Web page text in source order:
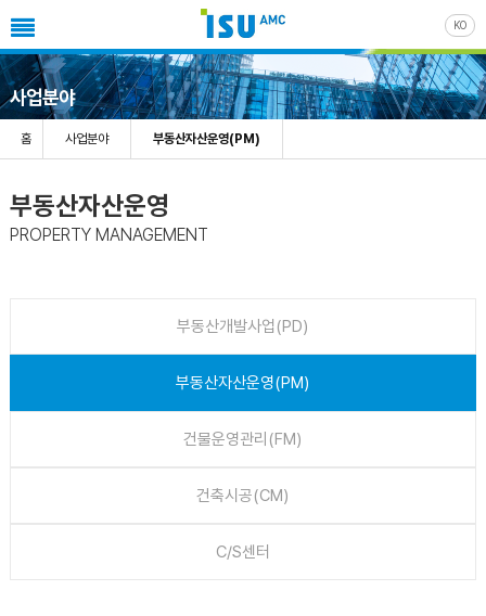
KO
사업분야
홈 사업분야 부동산자산운영(PM)
부동산자산운영
PROPERTY MANAGEMENT
부동산개발사업(PD)
부동산자산운영(PM)
건물운영관리(FM)
건축시공(CM)
C/S센터